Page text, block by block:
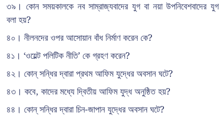
৩৯। কোন সময়কালকে নব সাম্রাজ্যবাদের যুগ বা নয়া উপনিবেশবাদের যুগ
বলা হয়?
৪০। নীলনদের ওপর আসোয়ান বাঁধ নির্মাণ করেন কে?
৪১। ‘ওয়েল্ট পলিটিক নীতি’ কে গ্রহণ করেন?
৪২। কোন্ সন্ধির দ্বারা প্রথম আফিম যুদ্ধের অবসান ঘটে?
৪৩। কবে, কাদের মধ্যে দ্বিতীয় আফিম যুদ্ধ অনুষ্ঠিত হয়?
৪৪। কোন্ সন্ধির দ্বারা চিন-জাপান যুদ্ধের অবসান ঘটে?